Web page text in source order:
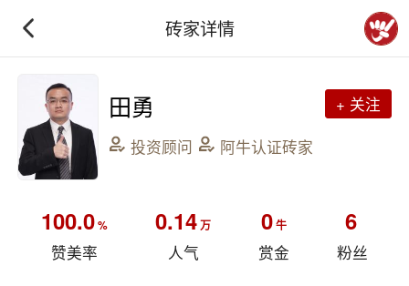
砖家详情
田勇
投资顾问 阿牛认证砖家
+ 关注
100.0%
赞美率
0.14万
人气
0牛
赏金
6
粉丝